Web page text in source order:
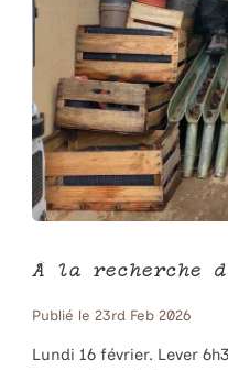
À la recherche
Publié le 23rd Feb 2026
Lundi 16 février. Lever